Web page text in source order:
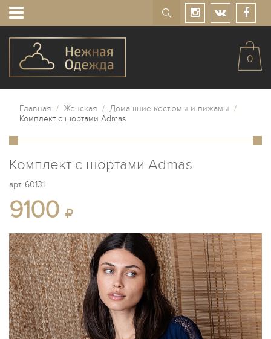
0
Главная / Женская / Домашние костюмы и пижамы /
Комплект с шортами Admas
Комплект с шортами Admas
арт. 60131
9100